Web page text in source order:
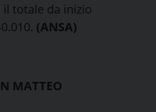
il totale da inizio
(ANSA)
MATTEO